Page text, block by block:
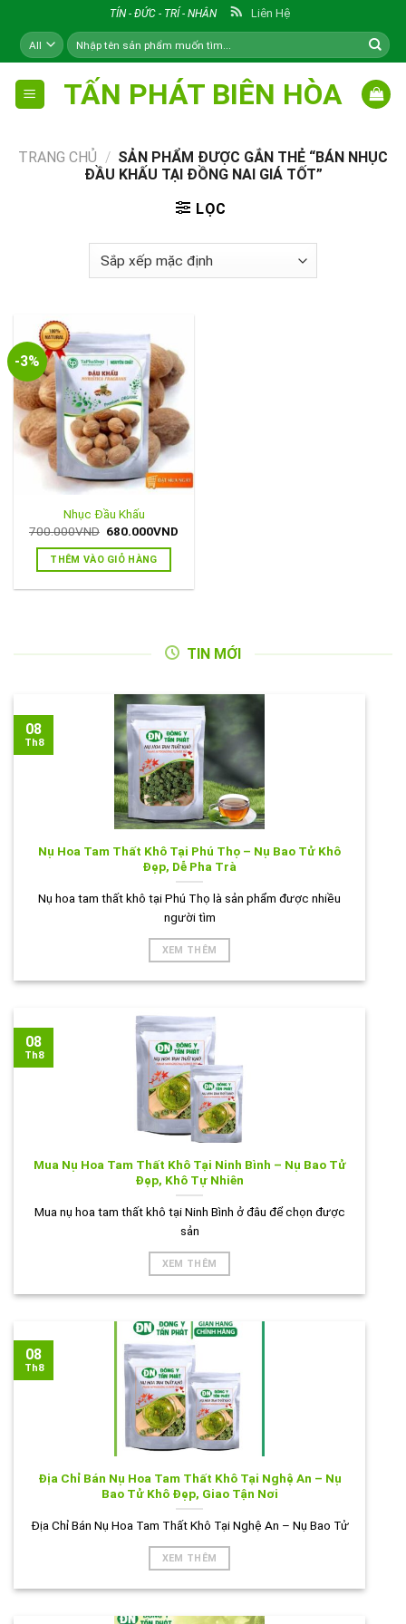
content
TÍN - ĐỨC - TRÍ - NHÂN Liên Hệ
Tìm
kiếm:
TẤN PHÁT BIÊN HÒA
TRANG CHỦ / SẢN PHẨM ĐƯỢC GẮN THẺ “BÁN NHỤC
ĐẦU KHẤU TẠI ĐỒNG NAI GIÁ TỐT”
LỌC
-3%
Nhục Đầu Khấu
700.000VND Giá
là:
700.000VND.
680.000VND
THÊM VÀO GIỎ HÀNG
TIN MỚI
Nụ Hoa Tam Thất Khô Tại Phú Thọ – Nụ Bao Tử Khô
Đẹp, Dễ Pha Trà
Nụ hoa tam thất khô tại Phú Thọ là sản phẩm được nhiều
người tìm
XEM THÊM
08
Th8
Mua Nụ Hoa Tam Thất Khô Tại Ninh Bình – Nụ Bao Tử
Đẹp, Khô Tự Nhiên
Mua nụ hoa tam thất khô tại Ninh Bình ở đâu để chọn được
sản
XEM THÊM
08
Th8
Địa Chỉ Bán Nụ Hoa Tam Thất Khô Tại Nghệ An – Nụ
Bao Tử Khô Đẹp, Giao Tận Nơi
Địa Chỉ Bán Nụ Hoa Tam Thất Khô Tại Nghệ An – Nụ Bao Tử
XEM THÊM
08
Th8